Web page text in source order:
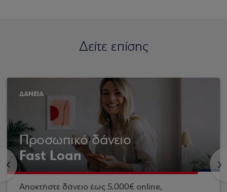
Δείτε επίσης
<
ΔΑΝΕΙΑ
Προσωπικό δάνειο
Fast Loan
Αποκτήστε δάνειο έως 5.000€ online,
>